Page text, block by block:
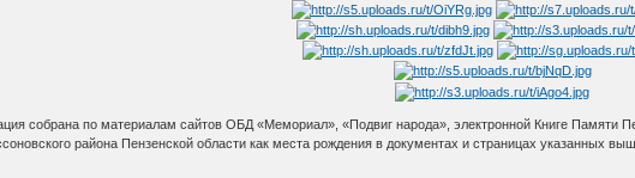
собрана по материалам сайтов ОБД «Мемориал», «Подвиг народа», электронной Книге Памяти
района Пензенской области как места рождения в документах и страницах указанных